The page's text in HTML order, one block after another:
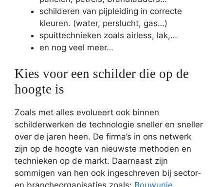
schilderen van pijpleiding in correcte
kleuren. (water, perslucht, gas…)
spuittechnieken zoals airless, lak,…
en nog veel meer…
Kies voor een schilder die op de
hoogte is
Zoals met alles evolueert ook binnen
schilderwerken de technologie sneller en sneller
over de jaren heen. De firma’s in ons netwerk
zijn op de hoogte van nieuwste methoden en
technieken op de markt. Daarnaast zijn
sommigen van hen ook ingeschreven bij sector-